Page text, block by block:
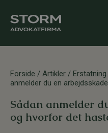
Forside / Artikler /
anmelder du en
Sådan anmelder
og hvorfor det